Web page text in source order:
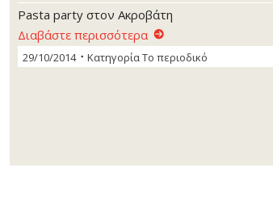
Pasta party στον Ακροβάτη
Διαβάστε περισσότερα
29/10/2014 ΚατηγορίαΤο περιοδικό